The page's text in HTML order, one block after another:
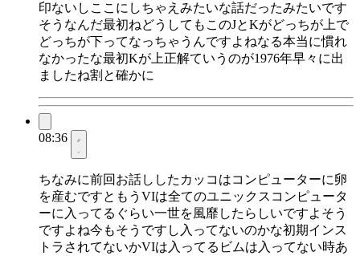
印ないしここにしちゃえみたいな話だったみたいです
そうなんだ最初ねどうしてもこのJとKがどっちが上で
どっちが下ってなっちゃうんですよねなる本当に慣れ
なかったな最初Kが上正解ていうのが1976年早々に出
ましたね割と確かに
08:36
ちなみに前回お話ししたカッコはコンピューターに卵
を産むですともうVIは全てのユニックスコンピュータ
ーに入ってるぐらい一世を風靡したらしいですよそう
ですよね今もそうですし入ってないのかな初期インス
トラされてないかVIは入ってるビムは入ってない時あ